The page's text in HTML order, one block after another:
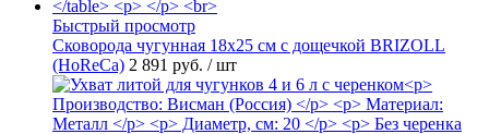
Быстрый просмотр
Сковорода чугунная 18х25 см с дощечкой BRIZOLL
(HoReCa) 2 891 руб. / шт